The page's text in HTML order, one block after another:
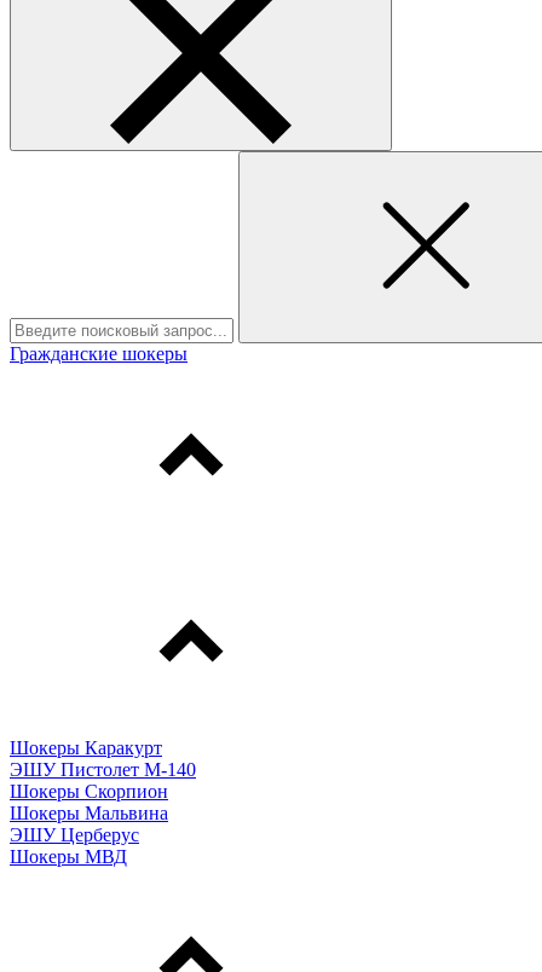
Гражданские шокеры
Шокеры Каракурт
ЭШУ Пистолет М-140
Шокеры Скорпион
Шокеры Мальвина
ЭШУ Церберус
Шокеры МВД